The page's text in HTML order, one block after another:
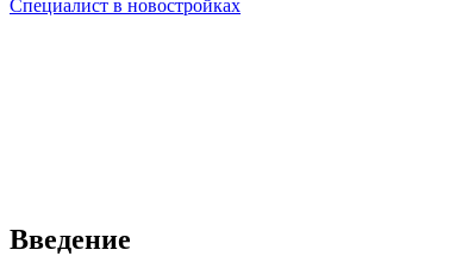
Специалист в новостройках
Введение